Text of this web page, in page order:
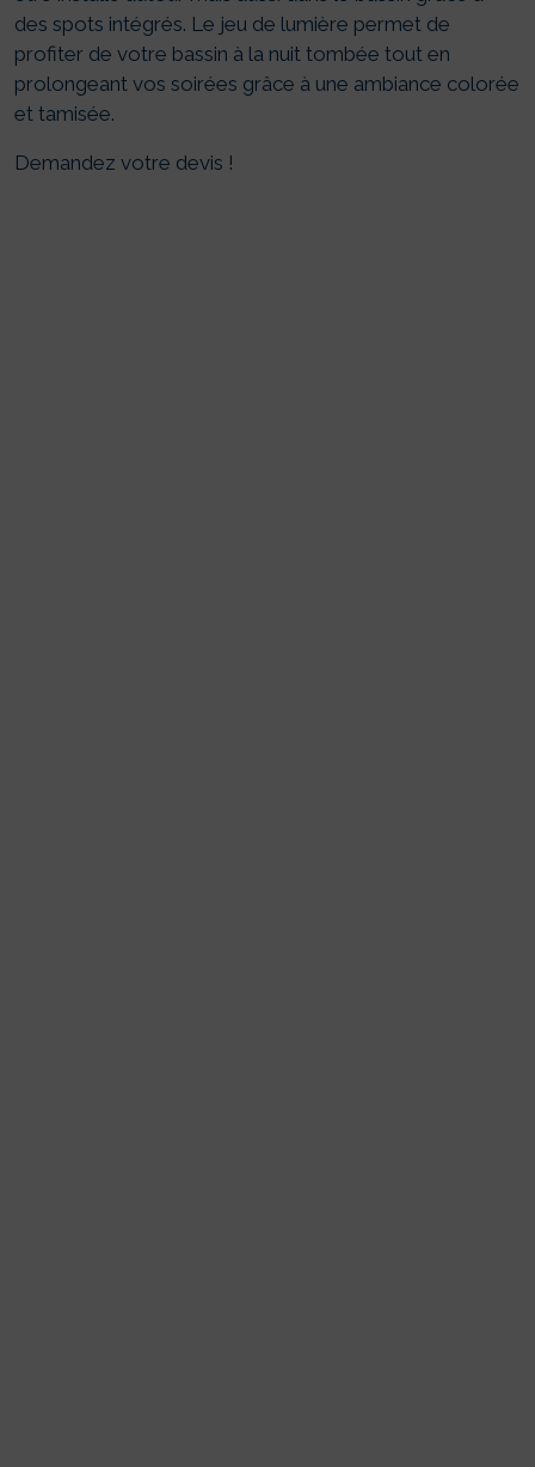
des spots intégrés. Le jeu de lumière permet de
profiter de votre bassin à la nuit tombée tout en
prolongeant vos soirées grâce à une ambiance colorée
et tamisée.
Demandez votre devis !